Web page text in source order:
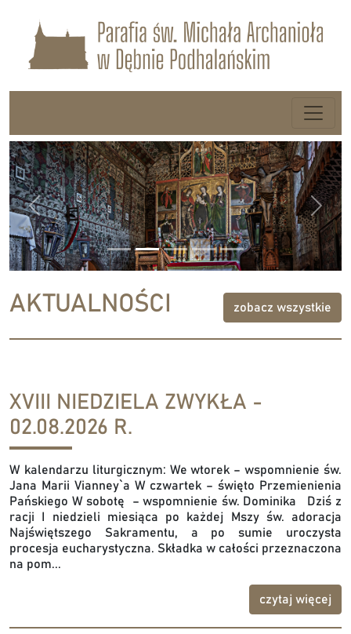
Previous Next
AKTUALNOŚCI zobacz wszystkie
XVIII NIEDZIELA ZWYKŁA -
02.08.2026 R.
W kalendarzu liturgicznym: We wtorek – wspomnienie św.
Jana Marii Vianney`a W czwartek – święto Przemienienia
Pańskiego W sobotę – wspomnienie św. Dominika Dziś z
racji I niedzieli miesiąca po każdej Mszy św. adoracja
Najświętszego Sakramentu, a po sumie uroczysta
procesja eucharystyczna. Składka w całości przeznaczona
na pom...
czytaj więcej